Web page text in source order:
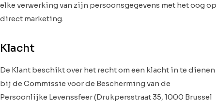
elke verwerking van zijn persoonsgegevens met het oog op
direct marketing.
Klacht
De Klant beschikt over het recht om een klacht in te dienen
bij de Commissie voor de Bescherming van de
Persoonlijke Levenssfeer (Drukpersstraat 35, 1000 Brussel